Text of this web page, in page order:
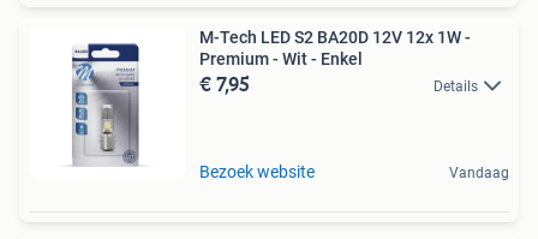
M-Tech LED S2 BA20D 12V 12x 1W -
Premium - Wit - Enkel
€ 7,95 Details
Bezoek website Vandaag